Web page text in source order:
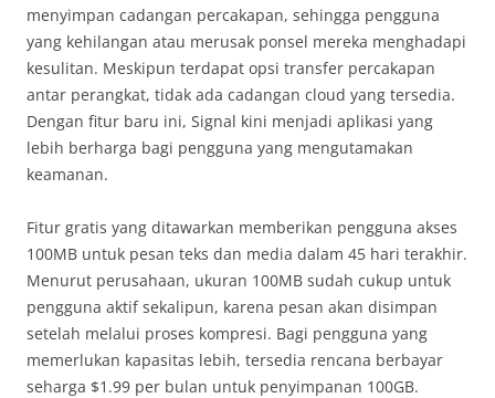
menyimpan cadangan percakapan, sehingga pengguna
yang kehilangan atau merusak ponsel mereka menghadapi
kesulitan. Meskipun terdapat opsi transfer percakapan
antar perangkat, tidak ada cadangan cloud yang tersedia.
Dengan fitur baru ini, Signal kini menjadi aplikasi yang
lebih berharga bagi pengguna yang mengutamakan
keamanan.
Fitur gratis yang ditawarkan memberikan pengguna akses
100MB untuk pesan teks dan media dalam 45 hari terakhir.
Menurut perusahaan, ukuran 100MB sudah cukup untuk
pengguna aktif sekalipun, karena pesan akan disimpan
setelah melalui proses kompresi. Bagi pengguna yang
memerlukan kapasitas lebih, tersedia rencana berbayar
seharga $1.99 per bulan untuk penyimpanan 100GB.